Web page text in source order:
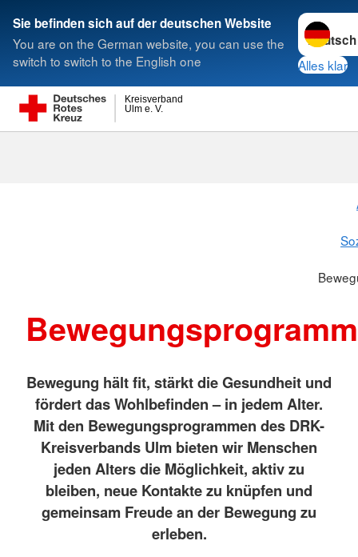
Sie befinden sich auf der deutschen Website
You are on the German website, you can use the
switch to switch to the English one
Sprache
Alles klar
Ulm e. V.
Kreisverband
Suche
Bewegung hält fit, stärkt die Gesundheit und
fördert das Wohlbefinden – in jedem Alter.
Mit den Bewegungsprogrammen des DRK-
Kreisverbands Ulm bieten wir Menschen
jeden Alters die Möglichkeit, aktiv zu
bleiben, neue Kontakte zu knüpfen und
gemeinsam Freude an der Bewegung zu
erleben.